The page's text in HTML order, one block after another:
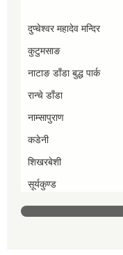
दुप्चेश्वर महादेव मन्दिर
कुटुमसाङ
नाटाङ डाँडा बुद्ध पार्क
रान्चे डाँडा
नाम्सापुराण
कडेनी
शिखरबेशी
सूर्यकुण्ड